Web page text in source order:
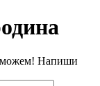
Напиши